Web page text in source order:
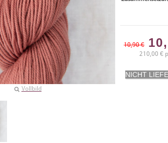
Vollbild
10,90 €
210,00 €